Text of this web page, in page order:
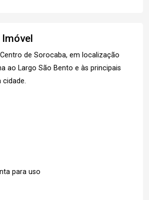
de Sorocaba, em localização
ao Largo São Bento e às principais
cidade.
para uso